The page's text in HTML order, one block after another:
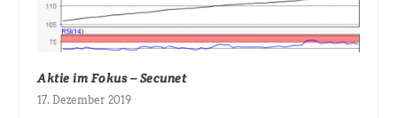
Aktie im Fokus – Secunet
17. Dezember 2019